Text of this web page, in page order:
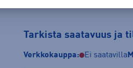
Tarkista saatavuus ja
Verkkokauppa: Ei saatavilla